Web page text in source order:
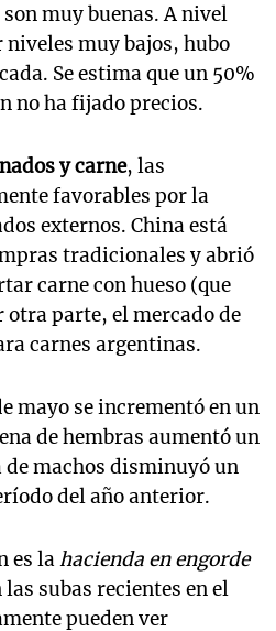
muy buenas. A nivel
muy bajos, hubo
Se estima que un 50%
no ha fijado precios.
y carne, las
favorables por la
externos. China está
tradicionales y abrió
carne con hueso (que
parte, el mercado de
carnes argentinas.
mayo se incrementó en un
de hembras aumentó un
machos disminuyó un
del año anterior.
es lahacienda en engorde
subas recientes en el
pueden ver